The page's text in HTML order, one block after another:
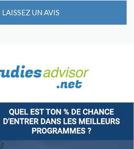
LAISSEZ UN AVIS
Bachelors
sur ce site, vous acceptez
fonctionnement des boutons de
et la mesure d'audience des